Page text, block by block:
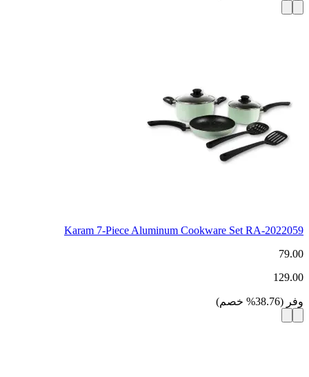
Karam 7-Piece Aluminum Cookware Set RA-2022059
79.00
129.00
وفر (
38.76
% خصم)